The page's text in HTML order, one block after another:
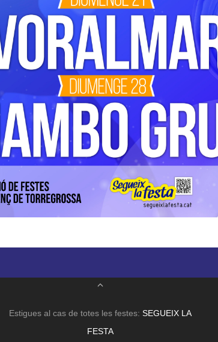
Estigues al cas de totes les festes: SEGUEIX LA
FESTA